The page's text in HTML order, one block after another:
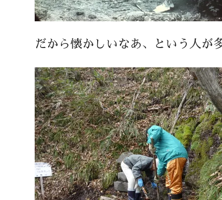
だから懐かしいなあ、という人が